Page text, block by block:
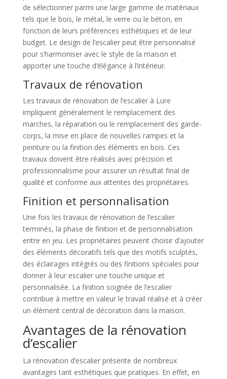
de sélectionner parmi une large gamme de matériaux
tels que le bois, le métal, le verre ou le béton, en
fonction de leurs préférences esthétiques et de leur
budget. Le design de l’escalier peut être personnalisé
pour s’harmoniser avec le style de la maison et
apporter une touche d’élégance à l’intérieur.
Travaux de rénovation
Les travaux de rénovation de l’escalier à Lure
impliquent généralement le remplacement des
marches, la réparation ou le remplacement des garde-
corps, la mise en place de nouvelles rampes et la
peinture ou la finition des éléments en bois. Ces
travaux doivent être réalisés avec précision et
professionnalisme pour assurer un résultat final de
qualité et conforme aux attentes des propriétaires.
Finition et personnalisation
Une fois les travaux de rénovation de l’escalier
terminés, la phase de finition et de personnalisation
entre en jeu. Les propriétaires peuvent choisir d’ajouter
des éléments décoratifs tels que des motifs sculptés,
des éclairages intégrés ou des finitions spéciales pour
donner à leur escalier une touche unique et
personnalisée. La finition soignée de l’escalier
contribue à mettre en valeur le travail réalisé et à créer
un élément central de décoration dans la maison.
Avantages de la rénovation
d’escalier
La rénovation d’escalier présente de nombreux
avantages tant esthétiques que pratiques. En effet, en